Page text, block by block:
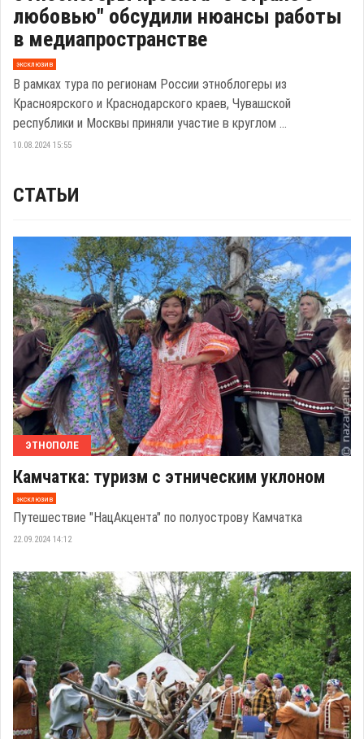
любовью" обсудили нюансы работы
в медиапространстве
эксклюзив
В рамках тура по регионам России этноблогеры из
Красноярского и Краснодарского краев, Чувашской
республики и Москвы приняли участие в круглом ...
10.08.2024 15:55
СТАТЬИ
ЭТНОПОЛЕ
Камчатка: туризм с этническим уклоном
эксклюзив
Путешествие "НацАкцента" по полуострову Камчатка
22.09.2024 14:12